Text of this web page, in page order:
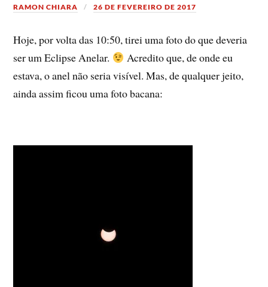
RAMON CHIARA 26 DE FEVEREIRO DE 2017
Hoje, por volta das 10:50, tirei uma foto do que deveria
ser um Eclipse Anelar.
Acredito que, de onde eu
estava, o anel não seria visível. Mas, de qualquer jeito,
ainda assim ficou uma foto bacana: